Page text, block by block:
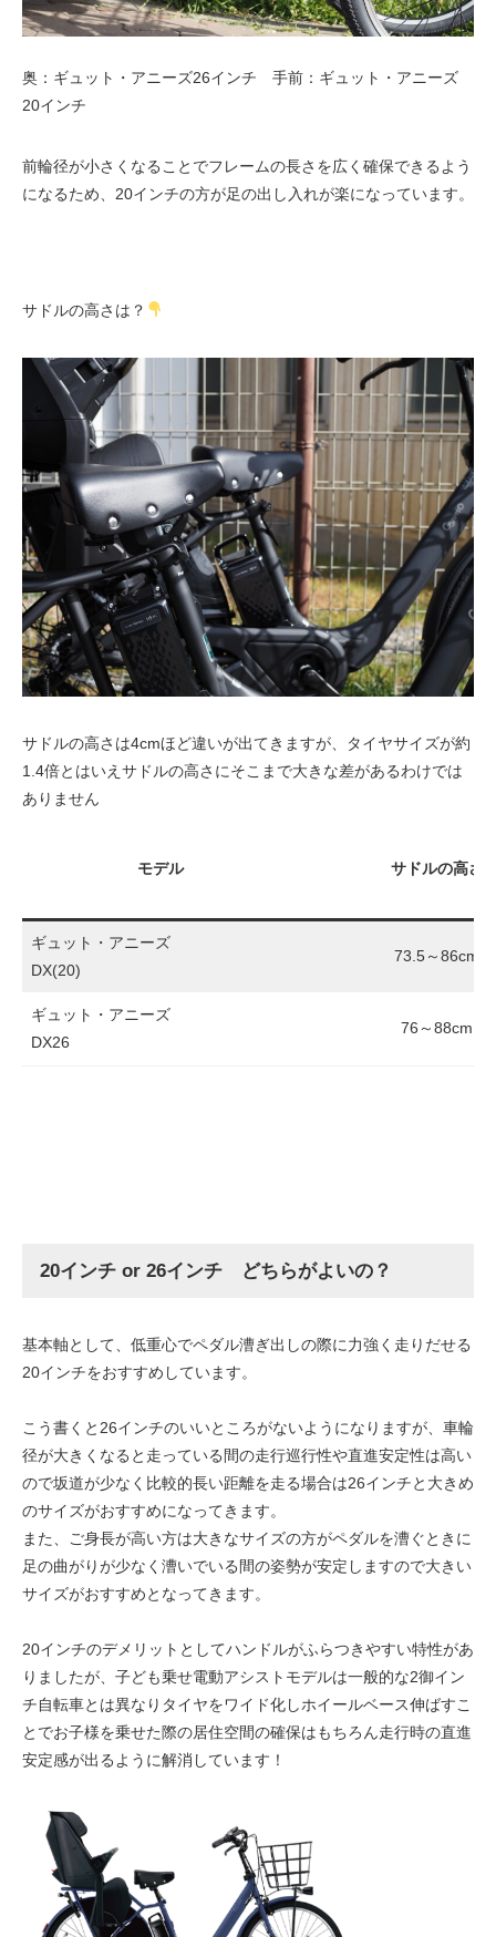
奥：ギュット・アニーズ26インチ 手前：ギュット・アニーズ
20インチ
前輪径が小さくなることでフレームの長さを広く確保できるよう
になるため、20インチの方が足の出し入れが楽になっています。
サドルの高さは？
サドルの高さは4cmほど違いが出てきますが、タイヤサイズが約
1.4倍とはいえサドルの高さにそこまで大きな差があるわけでは
ありません
モデル サドルの高さ
ギュット・アニーズ
DX(20)
73.5～86cm
ギュット・アニーズ
DX26
76～88cm
20インチ or 26インチ どちらがよいの？
基本軸として、低重心でペダル漕ぎ出しの際に力強く走りだせる
20インチをおすすめしています。
こう書くと26インチのいいところがないようになりますが、車輪
径が大きくなると走っている間の走行巡行性や直進安定性は高い
ので坂道が少なく比較的長い距離を走る場合は26インチと大きめ
のサイズがおすすめになってきます。
また、ご身長が高い方は大きなサイズの方がペダルを漕ぐときに
足の曲がりが少なく漕いでいる間の姿勢が安定しますので大きい
サイズがおすすめとなってきます。
20インチのデメリットとしてハンドルがふらつきやすい特性があ
りましたが、子ども乗せ電動アシストモデルは一般的な2御イン
チ自転車とは異なりタイヤをワイド化しホイールベース伸ばすこ
とでお子様を乗せた際の居住空間の確保はもちろん走行時の直進
安定感が出るように解消しています！